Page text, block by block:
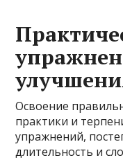
Освоение
практики и
упражнений,
длительность и